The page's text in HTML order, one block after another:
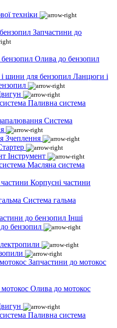
техніки
Запчастини до
Олива до бензопил
Ланцюги і
Паливна система
Система
Зчеплення
Інструмент
Масляна система
Корпусні частини
Система гальма
Інші
бензопил
Запчастини до мотокос
Олива до мотокос
Паливна система